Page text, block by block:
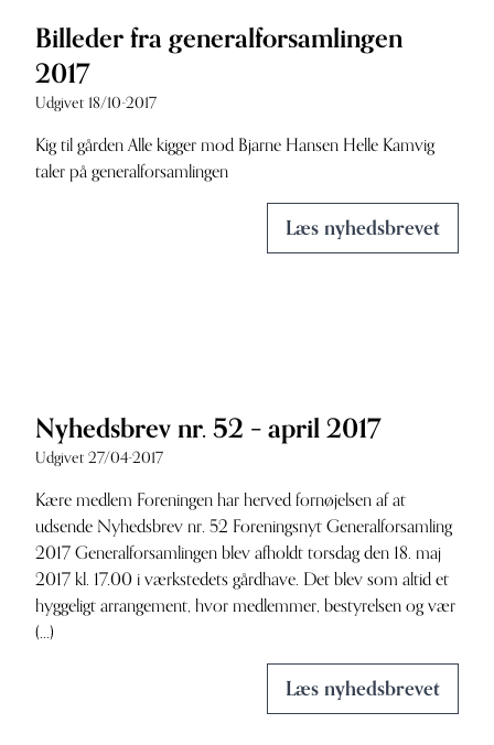
Billeder fra generalforsamlingen
2017
Udgivet 18/10-2017
Kig til gården Alle kigger mod Bjarne Hansen Helle Kamvig
taler på generalforsamlingen
Læs nyhedsbrevet
Nyhedsbrev nr. 52 – april 2017
Udgivet 27/04-2017
Kære medlem Foreningen har herved fornøjelsen af at
udsende Nyhedsbrev nr. 52 Foreningsnyt Generalforsamling
2017 Generalforsamlingen blev afholdt torsdag den 18. maj
2017 kl. 17.00 i værkstedets gårdhave. Det blev som altid et
hyggeligt arrangement, hvor medlemmer, bestyrelsen og vær
(...)
Læs nyhedsbrevet